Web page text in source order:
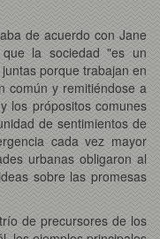
de acuerdo con Jane
la sociedad "es un
porque trabajan en
común y remitiéndose a
los própositos comunes
de sentimientos de
cada vez mayor
urbanas obligaron al
sobre las promesas
de precursores de los